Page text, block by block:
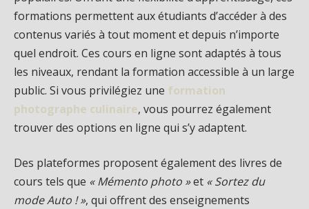
formations permettent aux étudiants d’accéder à des
contenus variés à tout moment et depuis n’importe
quel endroit. Ces cours en ligne sont adaptés à tous
les niveaux, rendant la formation accessible à un large
public. Si vous privilégiez une formation
photographe culinaire, vous pourrez également
trouver des options en ligne qui s’y adaptent.
Des plateformes proposent également des livres de
cours tels que « Mémento photo »et « Sortez du
mode Auto ! », qui offrent des enseignements